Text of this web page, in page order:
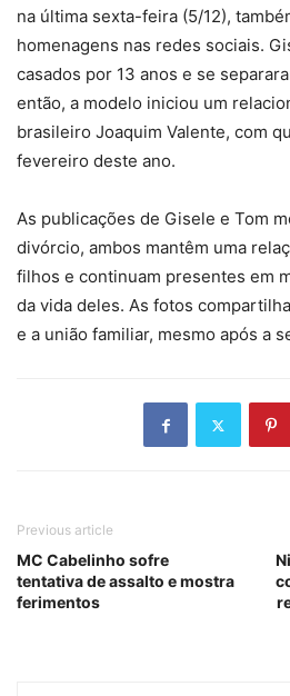
na última sexta-feira (5/12),
homenagens nas redes sociais.
casados por 13 anos e se
então, a modelo iniciou um
brasileiro Joaquim Valente, com
fevereiro deste ano.
As publicações de Gisele e Tom
divórcio, ambos mantêm uma
filhos e continuam presentes em
da vida deles. As fotos
e a união familiar, mesmo após a
Previous article
MC Cabelinho sofre
tentativa de assalto e mostra
ferimentos